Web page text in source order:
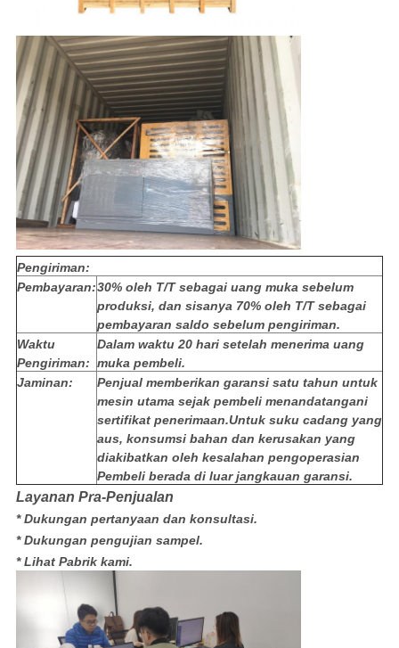
Pengiriman:
Pembayaran:30% oleh T/T sebagai uang muka sebelum
produksi, dan sisanya 70% oleh T/T sebagai
pembayaran saldo sebelum pengiriman.
Waktu
Pengiriman:
Dalam waktu 20 hari setelah menerima uang
muka pembeli.
Jaminan:
Penjual memberikan garansi satu tahun untuk
mesin utama sejak pembeli menandatangani
sertifikat penerimaan.Untuk suku cadang yang
aus, konsumsi bahan dan kerusakan yang
diakibatkan oleh kesalahan pengoperasian
Pembeli berada di luar jangkauan garansi.
Layanan Pra-Penjualan
* Dukungan pertanyaan dan konsultasi.
* Dukungan pengujian sampel.
* Lihat Pabrik kami.